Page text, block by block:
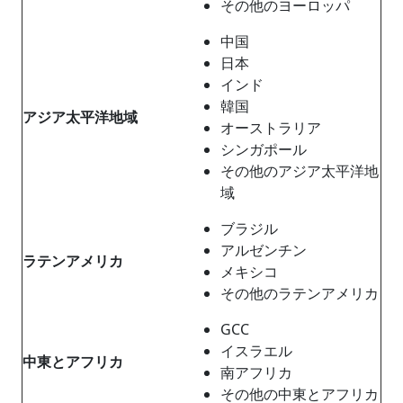
その他のヨーロッパ
アジア太平洋地域
中国
日本
インド
韓国
オーストラリア
シンガポール
その他のアジア太平洋地
域
ラテンアメリカ
ブラジル
アルゼンチン
メキシコ
その他のラテンアメリカ
中東とアフリカ
GCC
イスラエル
南アフリカ
その他の中東とアフリカ